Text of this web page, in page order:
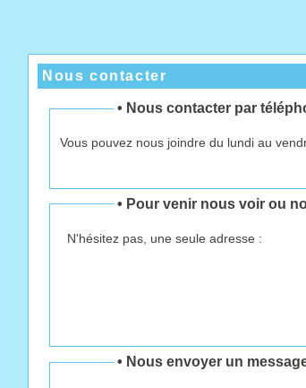
Nous contacter
• Nous contacter par
Vous pouvez nous joindre du lundi au
• Pour venir nous voir ou
N'hésitez pas, une seule adresse :
• Nous envoyer un